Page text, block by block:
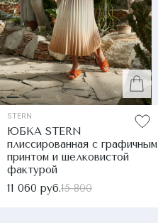
STERN
ЮБКА STERN
плиссированная с графичным
принтом и шелковистой
фактурой
11 060 руб.15 800